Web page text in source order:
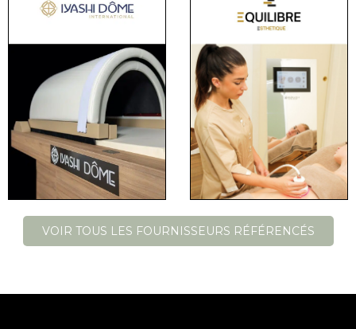
VOIR TOUS LES FOURNISSEURS RÉFÉRENCÉS